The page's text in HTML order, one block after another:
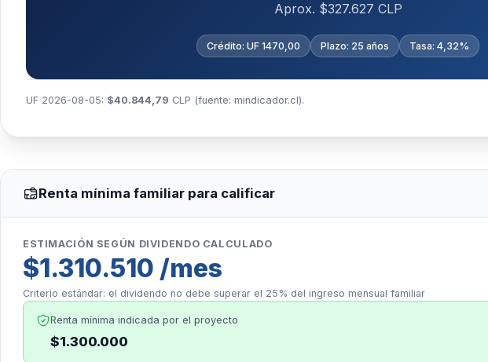
Aprox. $327.627 CLP
Crédito: UF 1470,00 Plazo: 25 años Tasa: 4,32%
UF 2026-08-05: $40.844,79 CLP (fuente: mindicador.cl).
Renta mínima familiar para calificar
ESTIMACIÓN SEGÚN DIVIDENDO CALCULADO
$1.310.510 /mes
Criterio estándar: el dividendo no debe superar el 25% del ingreso mensual familiar
Renta mínima indicada por el proyecto
$1.300.000